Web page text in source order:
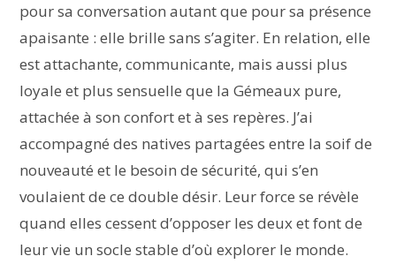
pour sa conversation autant que pour sa présence
apaisante : elle brille sans s’agiter. En relation, elle
est attachante, communicante, mais aussi plus
loyale et plus sensuelle que la Gémeaux pure,
attachée à son confort et à ses repères. J’ai
accompagné des natives partagées entre la soif de
nouveauté et le besoin de sécurité, qui s’en
voulaient de ce double désir. Leur force se révèle
quand elles cessent d’opposer les deux et font de
leur vie un socle stable d’où explorer le monde.